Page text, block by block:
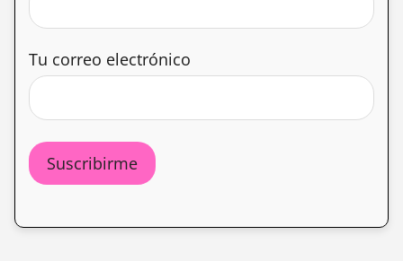
Tu correo electrónico